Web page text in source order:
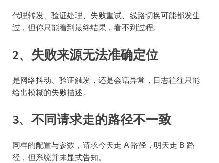
代理转发、验证处理、失败重试、线路切换可能都发生
过，但你只能看到最终结果，看不到过程。
2、失败来源无法准确定位
是网络抖动、验证触发，还是会话异常，日志往往只能
给出模糊的失败描述。
3、不同请求走的路径不一致
同样的配置与参数，请求今天走 A 路径，明天走 B 路
径，但系统并未显式告知。